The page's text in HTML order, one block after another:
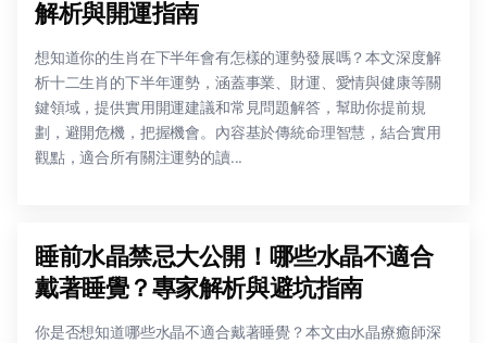
解析與開運指南
想知道你的生肖在下半年會有怎樣的運勢發展嗎？本文深度解
析十二生肖的下半年運勢，涵蓋事業、財運、愛情與健康等關
鍵領域，提供實用開運建議和常見問題解答，幫助你提前規
劃，避開危機，把握機會。內容基於傳統命理智慧，結合實用
觀點，適合所有關注運勢的讀...
睡前水晶禁忌大公開！哪些水晶不適合
戴著睡覺？專家解析與避坑指南
你是否想知道哪些水晶不適合戴著睡覺？本文由水晶療癒師深